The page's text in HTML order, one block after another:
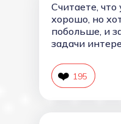
Считаете, что
хорошо, но
побольше, и
задачи
196
❤️ 195